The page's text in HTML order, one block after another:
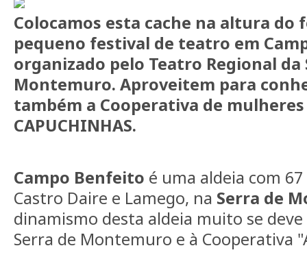
Colocamos esta cache na altura
pequeno festival de teatro em
organizado pelo Teatro Regional da
Montemuro. Aproveitem para
também a Cooperativa de mulheres
CAPUCHINHAS.
Campo Benfeito é uma aldeia com
Castro Daire e Lamego, na Serra de
dinamismo desta aldeia muito se
Serra de Montemuro e à Cooperativa